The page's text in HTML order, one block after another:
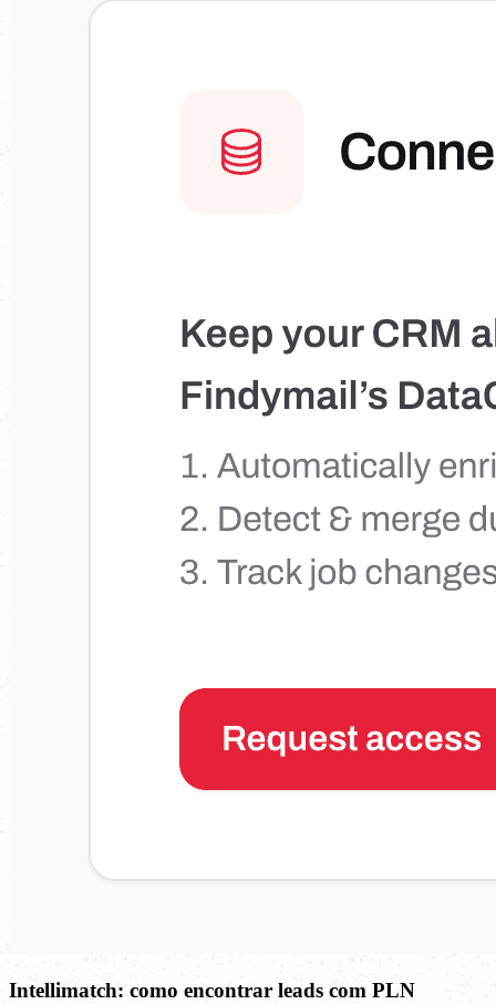
Intellimatch: como encontrar leads com PLN